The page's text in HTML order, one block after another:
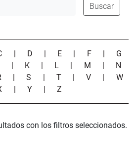
Buscar
| D | E | F | G
| K | L | M | N
|S | T |V | W
| Y |Z
con los filtros seleccionados.